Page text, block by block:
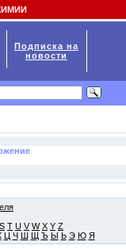
S T U V W X Y Z
Ц Ч Ш Щ Ъ Ы Ь Э Ю Я
Подписка на
новости